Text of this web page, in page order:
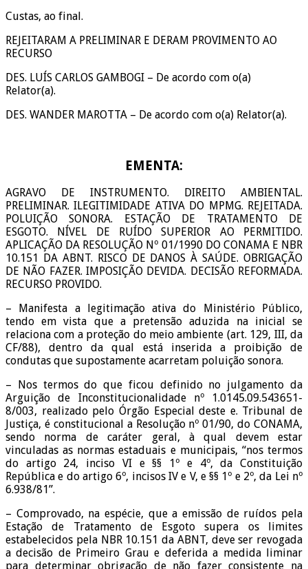
Custas, ao final.
REJEITARAM A PRELIMINAR E DERAM PROVIMENTO AO
RECURSO
DES. LUÍS CARLOS GAMBOGI – De acordo com o(a)
Relator(a).
DES. WANDER MAROTTA – De acordo com o(a) Relator(a).
EMENTA:
AGRAVO DE INSTRUMENTO. DIREITO AMBIENTAL.
PRELIMINAR. ILEGITIMIDADE ATIVA DO MPMG. REJEITADA.
POLUIÇÃO SONORA. ESTAÇÃO DE TRATAMENTO DE
ESGOTO. NÍVEL DE RUÍDO SUPERIOR AO PERMITIDO.
APLICAÇÃO DA RESOLUÇÃO Nº 01/1990 DO CONAMA E NBR
10.151 DA ABNT. RISCO DE DANOS À SAÚDE. OBRIGAÇÃO
DE NÃO FAZER. IMPOSIÇÃO DEVIDA. DECISÃO REFORMADA.
RECURSO PROVIDO.
– Manifesta a legitimação ativa do Ministério Público,
tendo em vista que a pretensão aduzida na inicial se
relaciona com a proteção do meio ambiente (art. 129, III, da
CF/88), dentro da qual está inserida a proibição de
condutas que supostamente acarretam poluição sonora.
– Nos termos do que ficou definido no julgamento da
Arguição de Inconstitucionalidade nº 1.0145.09.543651-
8/003, realizado pelo Órgão Especial deste e. Tribunal de
Justiça, é constitucional a Resolução nº 01/90, do CONAMA,
sendo norma de caráter geral, à qual devem estar
vinculadas as normas estaduais e municipais, “nos termos
do artigo 24, inciso VI e §§ 1º e 4º, da Constituição
República e do artigo 6º, incisos IV e V, e §§ 1º e 2º, da Lei nº
6.938/81”.
– Comprovado, na espécie, que a emissão de ruídos pela
Estação de Tratamento de Esgoto supera os limites
estabelecidos pela NBR 10.151 da ABNT, deve ser revogada
a decisão de Primeiro Grau e deferida a medida liminar
para determinar obrigação de não fazer consistente na